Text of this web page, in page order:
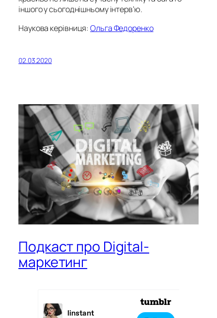
іншого у сьогоднішньому інтерв’ю.
Наукова керівниця:Ольга Федоренко
02.03.2020
Подкаст про Digital-
маркетинг